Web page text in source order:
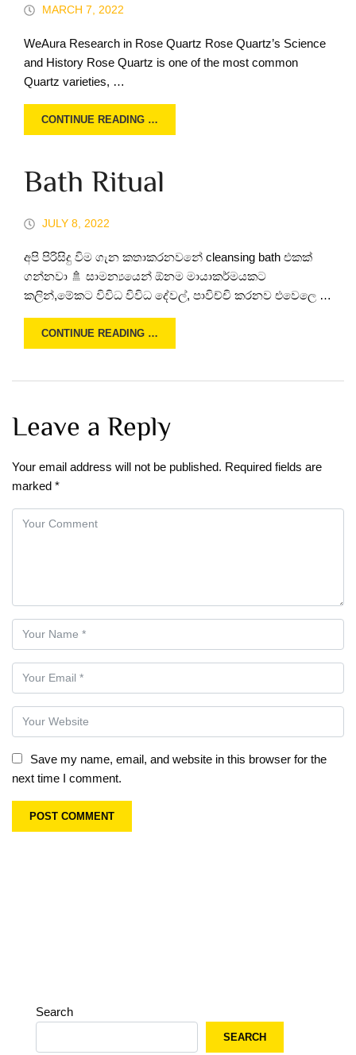
MARCH 7, 2022
WeAura Research in Rose Quartz Rose Quartz’s Science
and History Rose Quartz is one of the most common
Quartz varieties, …
CONTINUE READING …
Bath Ritual
JULY 8, 2022
අපි පිරිසිදු විම ගැන කතාකරනවනේ cleansing bath එකක්
ගන්නවා 🚿 සාමන්‍යයෙන් ඕනම මායාකර්මයකට
කලින්,මේකට විවිධ විවිධ දේවල්, පාවිච්චි කරනව එවෙලෙ …
CONTINUE READING …
Leave a Reply
Your email address will not be published. Required fields are
marked *
Save my name, email, and website in this browser for the
next time I comment.
Search
SEARCH